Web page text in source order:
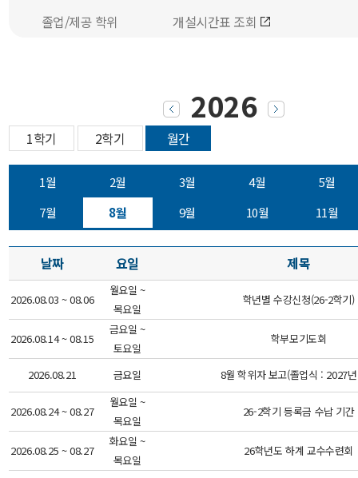
졸업/제공 학위
개설시간표 조회
1학기 2학기 월간
2026
1월 2월 3월 4월
5월
7월
8월 9월 10월 11월
날짜 요일 제목
2026.08.03 ~ 08.06
월요일 ~
목요일
학년별 수강신청(26-2학기)
2026.08.14 ~ 08.15
금요일 ~
토요일
학부모기도회
2026.08.21 금요일 8월 학위자 보고(졸업식 : 2027
2026.08.24 ~ 08.27
월요일 ~
목요일
26-2학기 등록금 수납 기간
2026.08.25 ~ 08.27
화요일 ~
목요일
26학년도 하계 교수수련회